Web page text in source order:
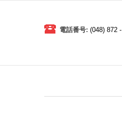
電話番号: (048) 872